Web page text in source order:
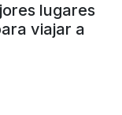
lugares
viajar a